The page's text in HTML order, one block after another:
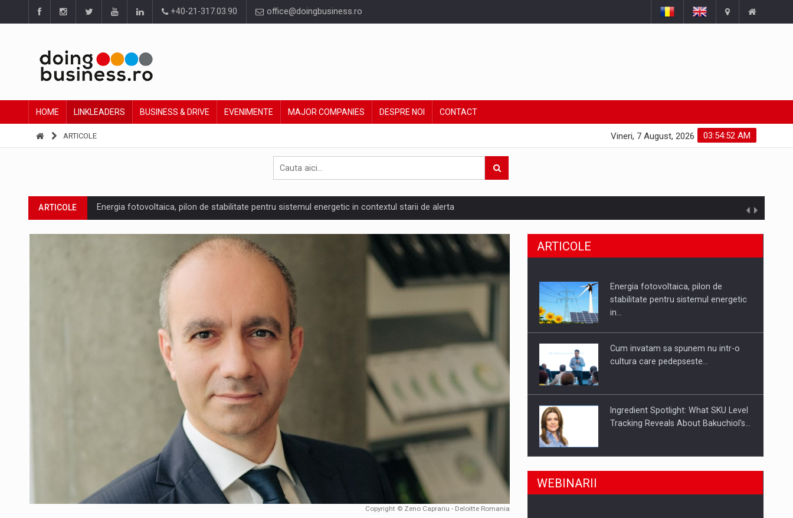
+40-21-317.03.90 office@doingbusiness.ro
HOME LINKLEADERS BUSINESS & DRIVE EVENIMENTE MAJOR COMPANIES DESPRE NOI CONTACT
ARTICOLE 03:54:52 AM
Vineri, 7 August, 2026
ARTICOLE Energia fotovoltaica, pilon de stabilitate pentru sistemul energetic in contextul starii de alerta
ARTICOLE Cum invatam sa spunem nu intr-o cultura care pedepseste granitele?
Ingredient Spotlight: What SKU Level Tracking Reveals About Bakuchiol's Evolution
Producatorii si comerciantii care nu se supun noilor reglementari UE privind ambalajele pot risca retragerea produselor din piata
LEADERSHIP IN MISCARE
CU BATERIILE PERMANENT INCARCATE
PUTTING ROMANIAN CORPORATE COMPANIES ON THE INTERNATIONAL BUSINESS SCENE
OUR EDGE WILL COME FROM BEING THE MOST DIGITALIZED WHOLESALER IN ROMANIA
COFFEE IS OUR LOVE LANGUAGE
Hard Enduro Piatra Craiului 2026, fueled by benzinariile RO concept OSCAR – peste 500 de participanti
Fondul de investitii BoldMind si echipa de management a Pall-Ex, liderul pietei de transport paletizat din Romania, preiau compania intr-o tranzactie de peste 25…
STIRI RANGE ROVER DEZVALUIE AL CINCILEA MEMBRU AL FAMILIEI: RANGE ROVER GTCopyright © Zeno Caprariu - Deloitte Romania
ARTICOLE
Energia fotovoltaica, pilon de
stabilitate pentru sistemul energetic
in…
Cum invatam sa spunem nu intr-o
cultura care pedepseste…
Ingredient Spotlight: What SKU Level
Tracking Reveals About Bakuchiol's…
Producatorii si comerciantii care nu
WEBINARII